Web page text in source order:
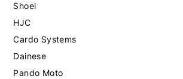
Shoei
HJC
Cardo Systems
Dainese
Pando Moto